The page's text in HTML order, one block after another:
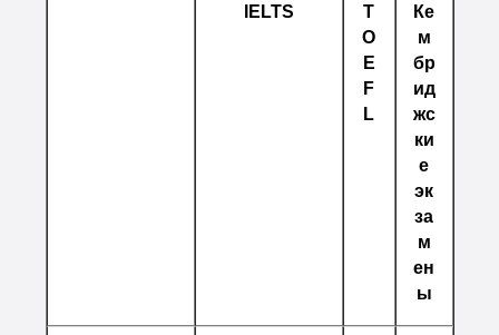
IELTS
T
O
E
F
L
Ке
м
бр
ид
жс
ки
е
эк
за
м
ен
ы